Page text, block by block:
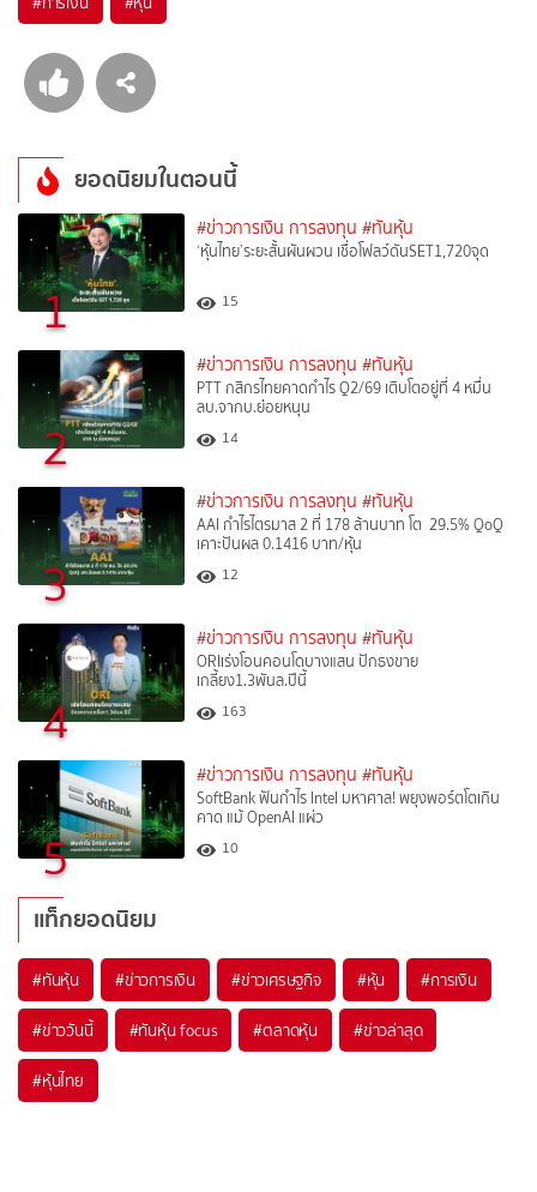
ยอดนิยมในตอนนี้
1
#ข่าวการเงิน การลงทุน #ทันหุ้น
‘หุ้นไทย’ระยะสั้นผันผวน เชื่อโฟลว์ดันSET1,720จุด
15
2
#ข่าวการเงิน การลงทุน #ทันหุ้น
PTT กสิกรไทยคาดกำไร Q2/69 เติบโตอยู่ที่ 4 หมื่น
ลบ.จากบ.ย่อยหนุน
14
3
#ข่าวการเงิน การลงทุน #ทันหุ้น
AAI กำไรไตรมาส 2 ที่ 178 ล้านบาท โต 29.5% QoQ
เคาะปันผล 0.1416 บาท/หุ้น
12
4
#ข่าวการเงิน การลงทุน #ทันหุ้น
ORIเร่งโอนคอนโดบางแสน ปักธงขาย
เกลี้ยง1.3พันล.ปีนี้
163
5
#ข่าวการเงิน การลงทุน #ทันหุ้น
SoftBank ฟันกำไร Intel มหาศาล! พยุงพอร์ตโตเกิน
คาด แม้ OpenAI แผ่ว
10
แท็กยอดนิยม
#ทันหุ้น #ข่าวการเงิน #ข่าวเศรษฐกิจ #หุ้น #การเงิน
#ข่าววันนี้ #ทันหุ้น focus #ตลาดหุ้น #ข่าวล่าสุด
#หุ้นไทย